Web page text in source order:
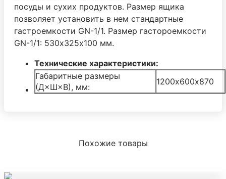
посуды и сухих продуктов. Размер ящика
позволяет установить в нем стандартные
гастроемкости GN-1/1. Размер гастороемкости
GN-1/1: 530х325х100 мм.
Технические характеристики:
Габаритные размеры
(Д×Ш×В), мм:
1200х600х870
Похожие товары